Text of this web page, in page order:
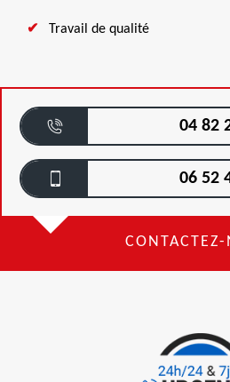
Travail de qualité
04 82
06 52
CONTACTEZ-